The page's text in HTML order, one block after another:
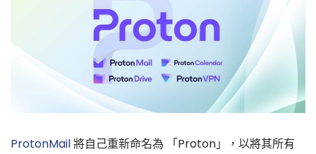
ProtonMail將自己重新命名為 「Proton」，以將其所有